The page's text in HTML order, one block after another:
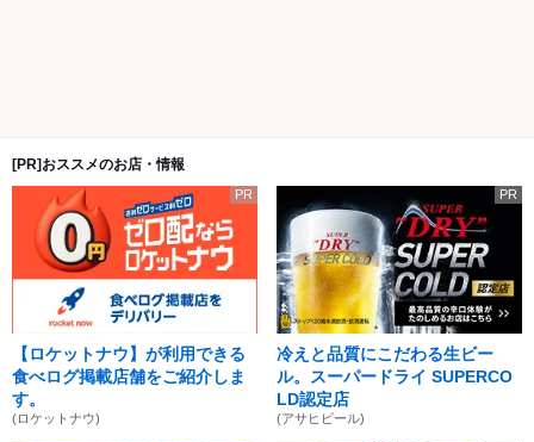
[PR]おススメのお店・情報
PR
【ロケットナウ】が利用できる
食べログ掲載店舗をご紹介しま
す。
(ロケットナウ)
PR
冷えと品質にこだわる生ビー
ル。スーパードライ SUPERCO
LD認定店
(アサヒビール)